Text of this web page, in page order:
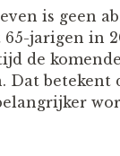
is geen
jarigen in
de
Dat betekent